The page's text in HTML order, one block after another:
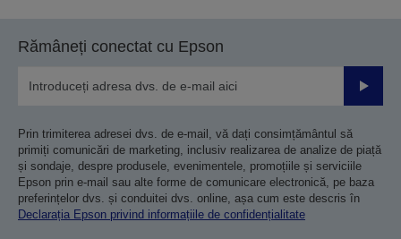
Rămâneți conectat cu Epson
Prin trimiterea adresei dvs. de e-mail, vă dați consimțământul să
primiți comunicări de marketing, inclusiv realizarea de analize de piață
și sondaje, despre produsele, evenimentele, promoțiile și serviciile
Epson prin e-mail sau alte forme de comunicare electronică, pe baza
preferințelor dvs. și conduitei dvs. online, așa cum este descris în
Declarația Epson privind informațiile de confidențialitate